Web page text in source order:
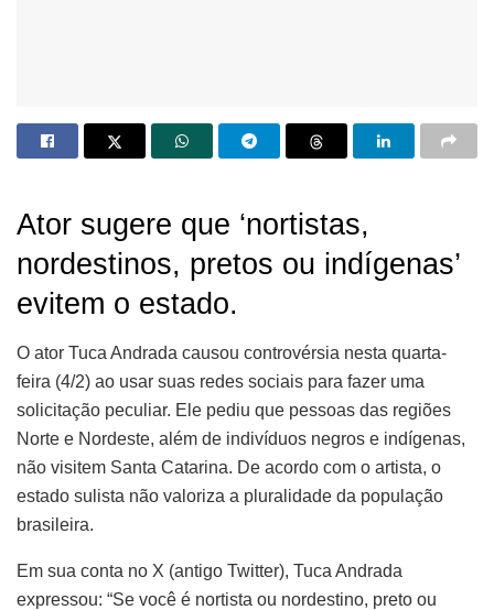
Ator sugere que ‘nortistas,
nordestinos, pretos ou indígenas’
evitem o estado.
O ator Tuca Andrada causou controvérsia nesta quarta-
feira (4/2) ao usar suas redes sociais para fazer uma
solicitação peculiar. Ele pediu que pessoas das regiões
Norte e Nordeste, além de indivíduos negros e indígenas,
não visitem Santa Catarina. De acordo com o artista, o
estado sulista não valoriza a pluralidade da população
brasileira.
Em sua conta no X (antigo Twitter), Tuca Andrada
expressou: “Se você é nortista ou nordestino, preto ou